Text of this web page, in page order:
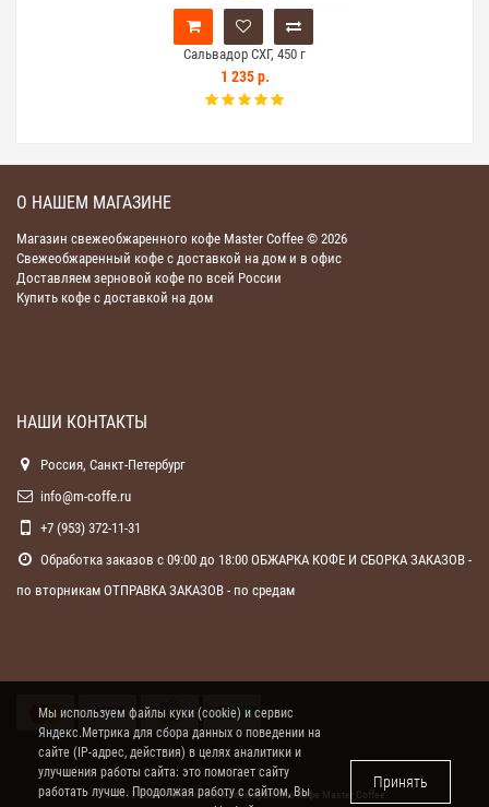
Сальвадор СХГ, 450 г
1 235 р.
О НАШЕМ МАГАЗИНЕ
Магазин свежеобжаренного кофе Master Coffee © 2026
Свежеобжаренный кофе с доставкой на дом и в офис
Доставляем зерновой кофе по всей России
Купить кофе с доставкой на дом
НАШИ КОНТАКТЫ
Россия, Санкт-Петербург
info@m-coffe.ru
+7 (953) 372-11-31
Обработка заказов с 09:00 до 18:00 ОБЖАРКА КОФЕ И СБОРКА ЗАКАЗОВ -
по вторникам ОТПРАВКА ЗАКАЗОВ - по средам
© 2018-2026 Магазин свежеобжаренного кофе Master Coffee
Мы используем файлы куки (cookie) и сервис
Яндекс.Метрика для сбора данных о поведении на
сайте (IP-адрес, действия) в целях аналитики и
улучшения работы сайта: это помогает сайту
работать лучше. Продолжая работу с сайтом, Вы
Принять